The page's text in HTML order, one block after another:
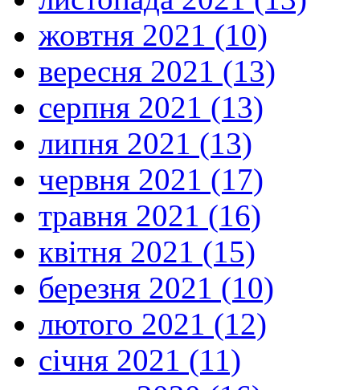
жовтня 2021 (10)
вересня 2021 (13)
серпня 2021 (13)
липня 2021 (13)
червня 2021 (17)
травня 2021 (16)
квітня 2021 (15)
березня 2021 (10)
лютого 2021 (12)
січня 2021 (11)